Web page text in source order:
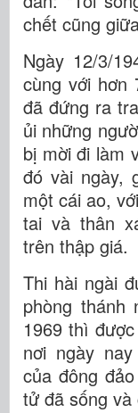
chết cũng
Ngày 12/3/
cùng với hơn
đã đứng ra
ủi những
bị mời đi làm
đó vài ngày,
một cái ao,
tai và thân
trên thập giá.
Thi hài ngài
phòng thánh
1969 thì
nơi ngày
của đông
tử đã sống và